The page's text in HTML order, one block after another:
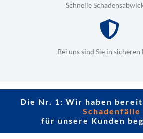
Schnelle
Bei uns sind Sie in sicheren
Die Nr. 1: Wir haben
Schadenfälle
für unsere Kunden